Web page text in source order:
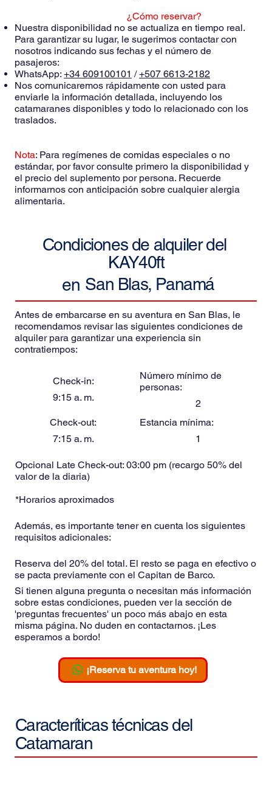
¿Cómo reservar?
Nuestra disponibilidad no se actualiza en tiempo real.
Para garantizar su lugar, le sugerimos contactar con
nosotros indicando sus fechas y el número de
pasajeros:
WhatsApp: +34 609100101 /+507 6613-2182
Nos comunicaremos rápidamente con usted para
enviarle la información detallada, incluyendo los
catamaranes disponibles y todo lo relacionado con los
traslados.
Nota: Para regímenes de comidas especiales o no
estándar, por favor consulte primero la disponibilidad y
el precio del suplemento por persona. Recuerde
informarnos con anticipación sobre cualquier alergia
alimentaria.
Condiciones de alquiler del
KAY40ft
en San Blas, Panamá
Antes de embarcarse en su aventura en San Blas, le
recomendamos revisar las siguientes condiciones de
alquiler para garantizar una experiencia sin
contratiempos:
Check-in:
9:15 a. m.
Check-out:
7:15 a. m.
Número mínimo de
personas:
2
Estancia mínima:
1
Opcional Late Check-out: 03:00 pm (recargo 50% del
valor de la diaria)
*Horarios aproximados
Además, es importante tener en cuenta los siguientes
requisitos adicionales:
Reserva del 20% del total. El resto se paga en efectivo o
se pacta previamente con el Capitan de Barco.
Si tienen alguna pregunta o necesitan más información
sobre estas condiciones, pueden ver la sección de
'preguntas frecuentes' un poco más abajo en esta
misma página. No duden en contactarnos. ¡Les
esperamos a bordo!
¡Reserva tu aventura hoy!
Caracteríticas técnicas del
Catamaran